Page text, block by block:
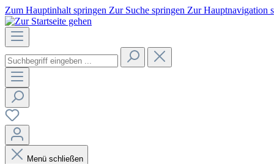
Zum Hauptinhalt springen Zur Suche springen Zur Hauptnavigation
Menü schließen